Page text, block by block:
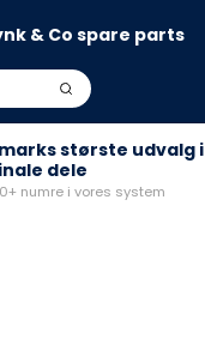
& Co spare parts
største udvalg i
dele
numre i vores system